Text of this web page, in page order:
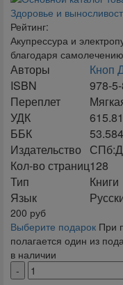
Рейтинг:
Акупрессура и
благодаря самолечению
Авторы
Кноп
ISBN
978-
Переплет
УДК
ББК
53.584
Издательство
Кол-во страниц128
Тип
Книги
Язык
200 руб
Выберите подарок При
полагается один из
в наличии